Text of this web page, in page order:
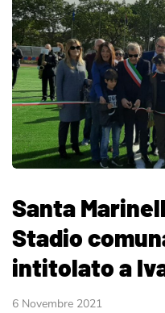
Santa
Stadio
intitolato a
6 Novembre 2021